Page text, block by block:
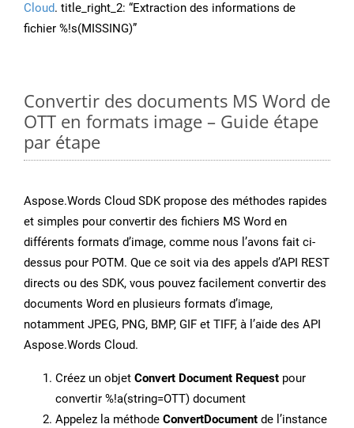
Cloud. title_right_2: “Extraction des informations de
fichier %!s(MISSING)”
Convertir des documents MS Word de
OTT en formats image – Guide étape
par étape
Aspose.Words Cloud SDK propose des méthodes rapides
et simples pour convertir des fichiers MS Word en
différents formats d’image, comme nous l’avons fait ci-
dessus pour POTM. Que ce soit via des appels d’API REST
directs ou des SDK, vous pouvez facilement convertir des
documents Word en plusieurs formats d’image,
notamment JPEG, PNG, BMP, GIF et TIFF, à l’aide des API
Aspose.Words Cloud.
Créez un objet Convert Document Request pour
convertir %!a(string=OTT) document
Appelez la méthode ConvertDocument de l’instance